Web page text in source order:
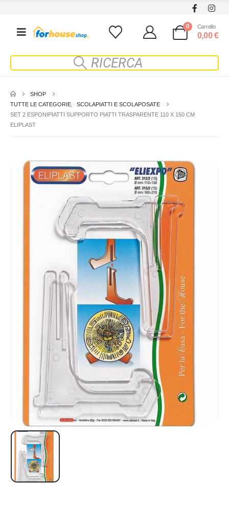
0 Carrello
0,00€
SHOP
TUTTE LE CATEGORIE
SCOLAPIATTI E SCOLAPOSATE
SET 2 ESPONIPIATTI SUPPORTO PIATTI TRASPARENTE 110 X 150 CM
ELIPLAST